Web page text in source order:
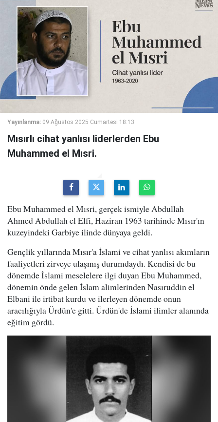
Yayınlanma: 09 Ağustos 2025 Cumartesi 18:13
Mısırlı cihat yanlısı liderlerden Ebu
Muhammed el Mısri.
Ebu Muhammed el Mısri, gerçek ismiyle Abdullah
Ahmed Abdullah el Elfi, Haziran 1963 tarihinde Mısır'ın
kuzeyindeki Garbiye ilinde dünyaya geldi.
Gençlik yıllarında Mısır'a İslami ve cihat yanlısı akımların
faaliyetleri zirveye ulaşmış durumdaydı. Kendisi de bu
dönemde İslami meselelere ilgi duyan Ebu Muhammed,
dönemin önde gelen İslam alimlerinden Nasıruddin el
Elbani ile irtibat kurdu ve ilerleyen dönemde onun
aracılığıyla Ürdün'e gitti. Ürdün'de İslami ilimler alanında
eğitim gördü.